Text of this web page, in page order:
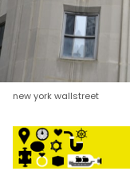
new york wallstreet